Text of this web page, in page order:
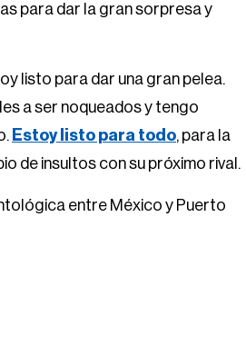
para dar la gran sorpresa y
listo para dar una gran pelea.
a ser noqueados y tengo
Estoy listo para todo, para la
de insultos con su próximo rival.
entre México y Puerto